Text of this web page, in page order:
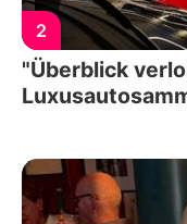
2
"Überblick